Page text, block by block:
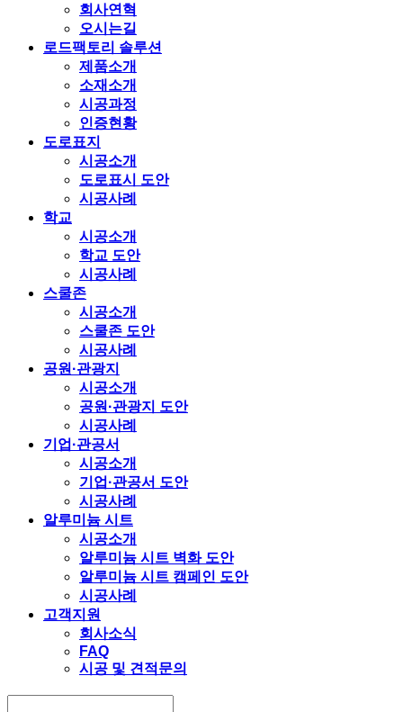
회사연혁
오시는길
로드팩토리 솔루션
제품소개
소재소개
시공과정
인증현황
도로표지
시공소개
도로표시 도안
시공사례
학교
시공소개
학교 도안
시공사례
스쿨존
시공소개
스쿨존 도안
시공사례
공원·관광지
시공소개
공원·관광지 도안
시공사례
기업·관공서
시공소개
기업·관공서 도안
시공사례
알루미늄 시트
시공소개
알루미늄 시트 벽화 도안
알루미늄 시트 캠페인 도안
시공사례
고객지원
회사소식
FAQ
시공 및 견적문의